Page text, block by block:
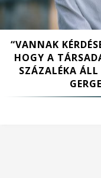
“VANNAK
HOGY A
SZÁZALÉKA